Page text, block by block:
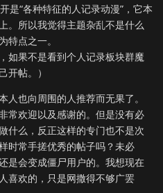
是“各种特征的人记录动漫”，它本
。所以我觉得主题杂乱不是什么
特点之一。
如果不是看到个人记录板块群魔
开帖。）
也向周围的人推荐而无果了。
常欢迎以及感谢的。但是没有必
什么，反正这样的专门也不是次
时常手搓优秀的帖子吗？未必
是会变成僵尸用户的。我想现在
喜欢的，只是网撒得不够广罢